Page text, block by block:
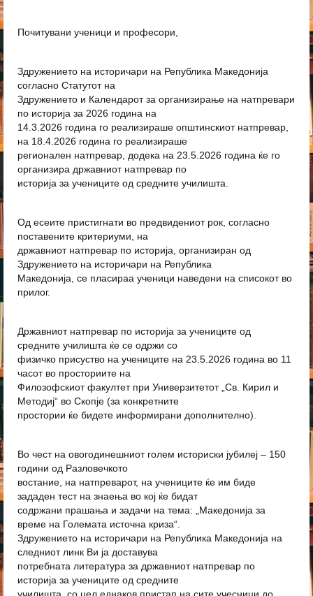
Историјат
Почитувани ученици и професори,
Здружението на историчари на Република Македонија
согласно Статутот на
Здружението и Календарот за организирање на натпревари
по историја за 2026 година на
14.3.2026 година го реализираше општинскиот натпревар,
на 18.4.2026 година го реализираше
регионален натпревар, додека на 23.5.2026 година ќе го
организира државниот натпревар по
историја за учениците од средните училишта.
Од есеите пристигнати во предвидениот рок, согласно
поставените критериуми, на
државниот натпревар по историја, организиран од
Здружението на историчари на Република
Македонија, се пласираа ученици наведени на списокот во
прилог.
Државниот натпревар по историја за учениците од
средните училишта ќе се одржи со
физичко присуство на учениците на 23.5.2026 година во 11
часот во просториите на
Филозофскиот факултет при Универзитетот „Св. Кирил и
Методиј“ во Скопје (за конкретните
простории ќе бидете информирани дополнително).
Во чест на овогодинешниот голем историски јубилеј – 150
години од Разловечкото
востание, на натпреварот, на учениците ќе им биде
зададен тест на знаења во кој ќе бидат
содржани прашања и задачи на тема: „Македонија за
време на Големата источна криза“.
Здружението на историчари на Република Македонија на
следниот линк Ви ја доставува
потребната литература за државниот натпревар по
историја за учениците од средните